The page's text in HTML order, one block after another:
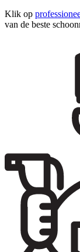
Klik op
van de beste